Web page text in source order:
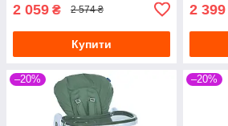
2 059 ₴ 2 574 ₴
Купити
2 399
–20% –20%